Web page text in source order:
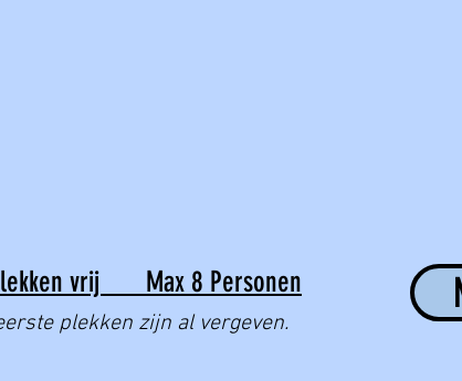
vrij Max 8 Personen
plekken zijn al vergeven.